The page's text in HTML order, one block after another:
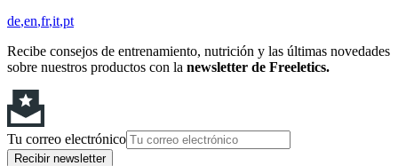
de en fr it pt
Recibe consejos de entrenamiento, nutrición y las últimas novedades
sobre nuestros productos con la newsletter de Freeletics.
Tu correo electrónico
Recibir newsletter